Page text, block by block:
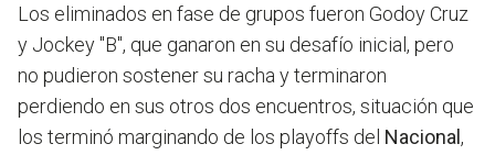
Los eliminados en fase de grupos fueron Godoy Cruz
y Jockey "B", que ganaron en su desafío inicial, pero
no pudieron sostener su racha y terminaron
perdiendo en sus otros dos encuentros, situación que
los terminó marginando de los playoffs del Nacional,